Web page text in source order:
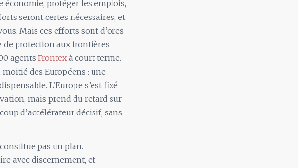
économie, protéger les emplois,
seront certes nécessaires, et
Mais ces efforts sont d’ores
de protection aux frontières
agents Frontex à court terme.
des Européens : une
L’Europe s’est fixé
mais prend du retard sur
d’accélérateur décisif, sans
pas un plan.
avec discernement, et